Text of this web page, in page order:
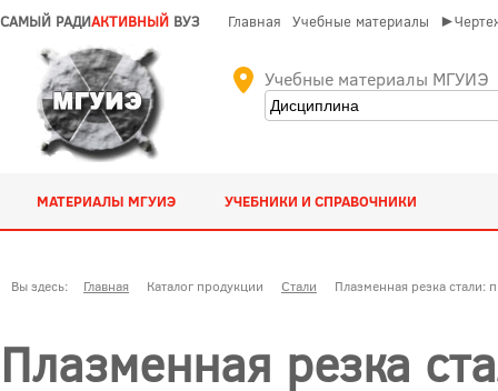
САМЫЙ РАДИАКТИВНЫЙ ВУЗ Главная Учебные материалы
Учебные материалы МГУИЭ
МАТЕРИАЛЫ МГУИЭ УЧЕБНИКИ И СПРАВОЧНИКИ
Вы здесь: Главная Каталог продукции Стали Плазменная резка стали:
Плазменная резка